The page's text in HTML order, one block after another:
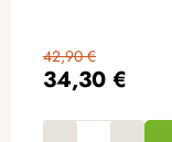
34,30 €
42,90 €